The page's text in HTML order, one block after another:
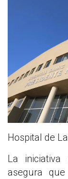
Hospital de
La
asegura